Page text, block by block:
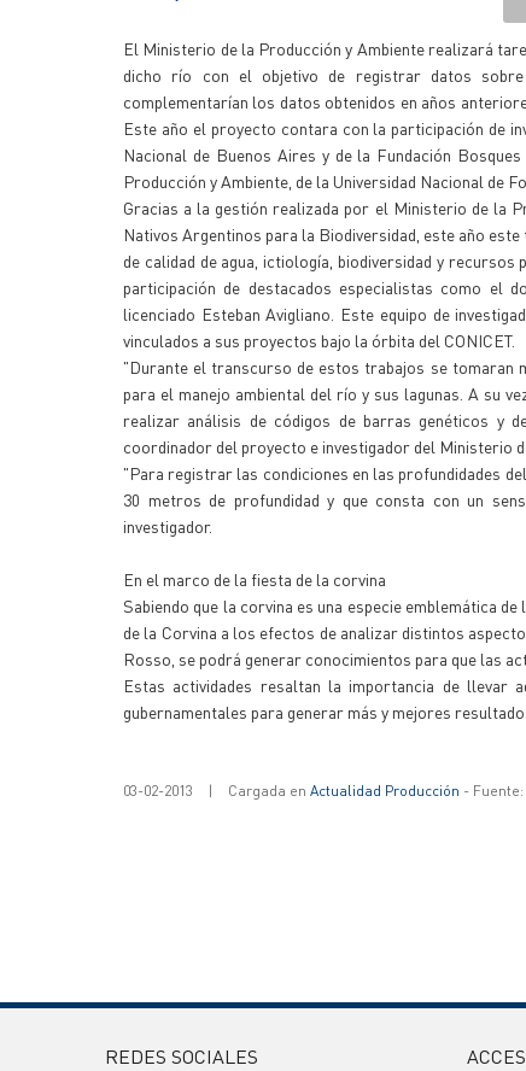
El Ministerio de la Producción y Ambiente realizará
dicho río con el objetivo de registrar datos sobre
complementarían los datos obtenidos en años
Este año el proyecto contara con la participación de
Nacional de Buenos Aires y de la Fundación
Producción y Ambiente, de la Universidad Nacional de
Gracias a la gestión realizada por el Ministerio de la
Nativos Argentinos para la Biodiversidad, este año
de calidad de agua, ictiología, biodiversidad y
participación de destacados especialistas como el
licenciado Esteban Avigliano. Este equipo de
vinculados a sus proyectos bajo la órbita del CONICET.
"Durante el transcurso de estos trabajos se tomaran
para el manejo ambiental del río y sus lagunas. A su
realizar análisis de códigos de barras genéticos y
coordinador del proyecto e investigador del Ministerio
"Para registrar las condiciones en las profundidades
30 metros de profundidad y que consta con un
investigador.
En el marco de la fiesta de la corvina
Sabiendo que la corvina es una especie emblemática
de la Corvina a los efectos de analizar distintos
Rosso, se podrá generar conocimientos para que las
Estas actividades resaltan la importancia de llevar
gubernamentales para generar más y mejores
03-02-2013 | Cargada en Actualidad Producción -
REDES SOCIALES